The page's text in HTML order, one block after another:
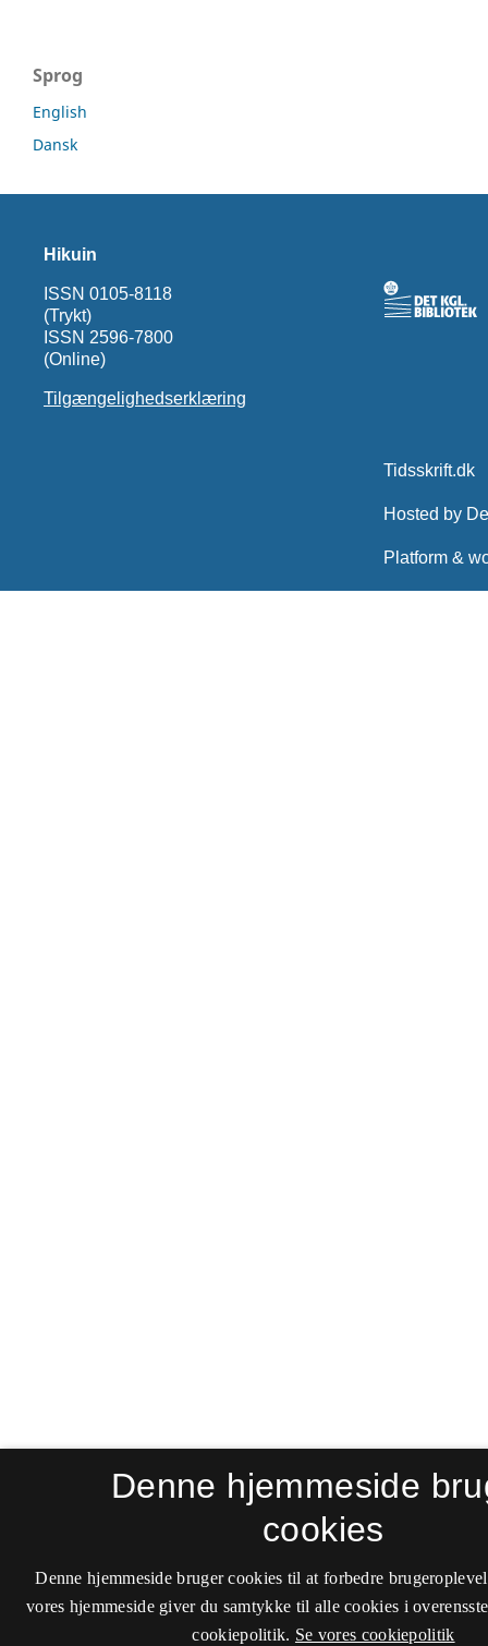
Sprog
English
Dansk
Hikuin
ISSN 0105-8118
(Trykt)
ISSN 2596-7800
(Online)
Tilgængelighedserklæring
Denne hjemmeside
cookies
Denne hjemmeside bruger cookies til at forbedre
vores hjemmeside giver du samtykke til alle cookies i
cookiepolitik. Se vores cookiepolitik